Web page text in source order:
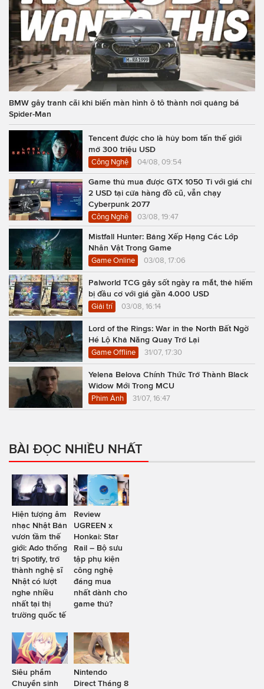
BMW gây tranh cãi khi biến màn hình ô tô thành nơi quảng bá
Spider-Man
Tencent được cho là hủy bom tấn thế giới
mở 300 triệu USD
Công Nghệ 04/08, 09:54
Game thủ mua được GTX 1050 Ti với giá chỉ
2 USD tại cửa hàng đồ cũ, vẫn chạy
Cyberpunk 2077
Công Nghệ 03/08, 19:47
Mistfall Hunter: Bảng Xếp Hạng Các Lớp
Nhân Vật Trong Game
Game Online 03/08, 17:06
Palworld TCG gây sốt ngày ra mắt, thẻ hiếm
bị đầu cơ với giá gần 4.000 USD
Giải trí 03/08, 16:14
Lord of the Rings: War in the North Bất Ngờ
Hé Lộ Khả Năng Quay Trở Lại
Game Offline 31/07, 17:30
Yelena Belova Chính Thức Trở Thành Black
Widow Mới Trong MCU
Phim Ảnh 31/07, 16:47
BÀI ĐỌC NHIỀU NHẤT
Hiện tượng âm
nhạc Nhật Bản
vươn tầm thế
giới: Ado thống
trị Spotify, trở
thành nghệ sĩ
Nhật có lượt
nghe nhiều
nhất tại thị
trường quốc tế
Review
UGREEN x
Honkai: Star
Rail – Bộ sưu
tập phụ kiện
công nghệ
đáng mua
nhất dành cho
game thủ?
Siêu phẩm
Chuyển sinh
Nintendo
Direct Tháng 8